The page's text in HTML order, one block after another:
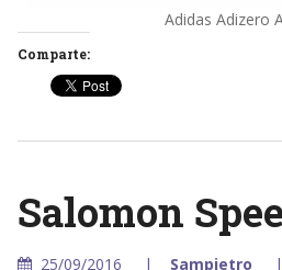
Adidas Adizero
Comparte:
Salomon
25/09/2016 Sampietro